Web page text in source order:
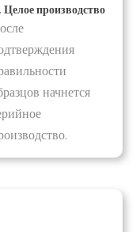
Целое производство
начнется